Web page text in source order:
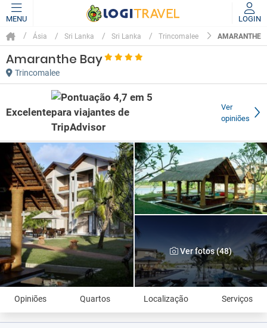
MENU LOGIN
Ásia Sri Lanka Sri Lanka Trincomalee AMARANTHE
Amaranthe Bay
Trincomalee
Excelente
Ver
opiniões
Ver fotos (48)
Opiniões Quartos Localização Serviços